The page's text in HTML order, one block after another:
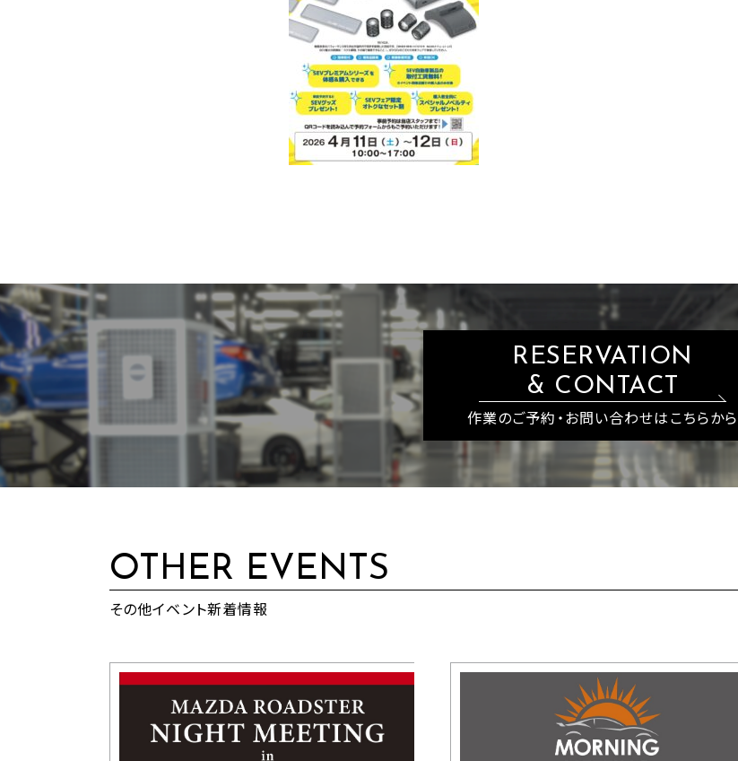
RESERVATION
& CONTACT
作業のご予約・お問い合わせはこちらから
OTHER EVENTS
その他イベント新着情報